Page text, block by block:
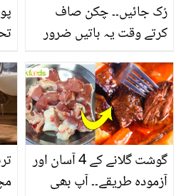
رُک جائیں۔۔ چکن صاف
کرتے وقت یہ باتیں ضرور
گوشت گلانے کے 4 آسان اور
آزمودہ طریقے۔۔ آپ بھی